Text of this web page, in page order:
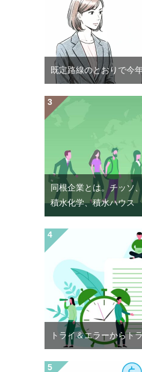
既定路線のとおりで今
同根企業とは。チッソ
積水化学、積水ハウス
トライ＆エラーからト